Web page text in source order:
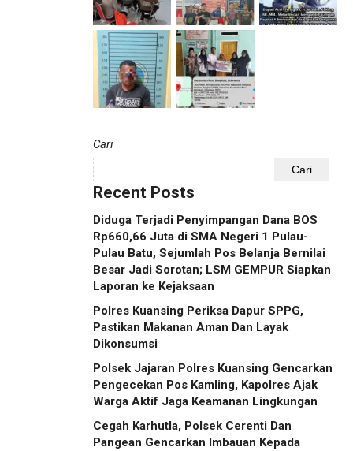
Cari
Cari
Recent Posts
Diduga Terjadi Penyimpangan Dana BOS
Rp660,66 Juta di SMA Negeri 1 Pulau-
Pulau Batu, Sejumlah Pos Belanja Bernilai
Besar Jadi Sorotan; LSM GEMPUR Siapkan
Laporan ke Kejaksaan
Polres Kuansing Periksa Dapur SPPG,
Pastikan Makanan Aman Dan Layak
Dikonsumsi
Polsek Jajaran Polres Kuansing Gencarkan
Pengecekan Pos Kamling, Kapolres Ajak
Warga Aktif Jaga Keamanan Lingkungan
Cegah Karhutla, Polsek Cerenti Dan
Pangean Gencarkan Imbauan Kepada